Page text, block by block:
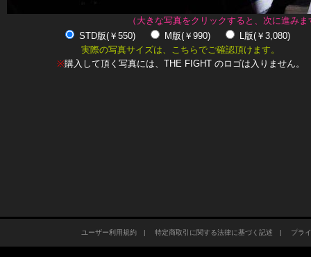
（大きな写真をクリックすると、次に進みま
STD版(￥550)
M版(￥990)
L版(￥3,080)
実際の写真サイズは、こちらでご確認頂けます。
※購入して頂く写真には、THE FIGHT のロゴは入りません。
ユーザー利用規約| 特定商取引に関する法律に基づく記述 | プラ